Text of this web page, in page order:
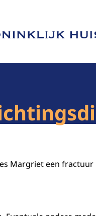
Huis
Margriet een fractuur